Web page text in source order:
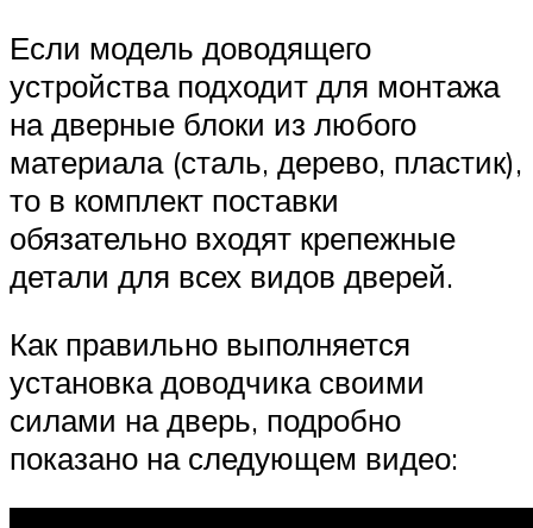
Если модель доводящего
устройства подходит для монтажа
на дверные блоки из любого
материала (сталь, дерево, пластик),
то в комплект поставки
обязательно входят крепежные
детали для всех видов дверей.
Как правильно выполняется
установка доводчика своими
силами на дверь, подробно
показано на следующем видео: